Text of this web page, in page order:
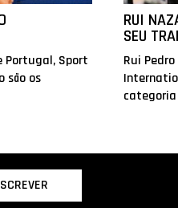
Portugal, Sport
são os
RUI
SEU
Rui